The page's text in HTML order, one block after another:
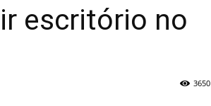
escritório no
3650